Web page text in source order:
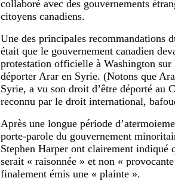
collaboré avec des gouvernements
citoyens canadiens.
Une des principales recommandations
était que le gouvernement canadien
protestation officielle à Washington sur
déporter Arar en Syrie. (Notons que
Syrie, a vu son droit d’être déporté au
reconnu par le droit international,
Après une longue période
porte-parole du gouvernement
Stephen Harper ont clairement indiqué
serait « raisonnée » et non «
finalement émis une « plainte ».